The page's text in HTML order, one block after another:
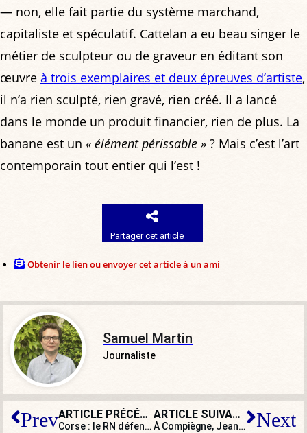
— non, elle fait partie du système marchand,
capitaliste et spéculatif. Cattelan a eu beau singer le
métier de sculpteur ou de graveur en éditant son
œuvre à trois exemplaires et deux épreuves d’artiste,
il n’a rien sculpté, rien gravé, rien créé. Il a lancé
dans le monde un produit financier, rien de plus. La
banane est un « élément périssable » ? Mais c’est l’art
contemporain tout entier qui l’est !
Partager cet article
Obtenir le lien ou envoyer cet article à un ami
Samuel Martin
Journaliste
Prev ARTICLE PRÉCÉDENT
Corse : le RN défend une « autonomie insulaire spécifique
ARTICLE SUIVANT
À Compiègne, Jeanne d’Arc, porte-étendard des causes LGBT et… palestinienne ! Next